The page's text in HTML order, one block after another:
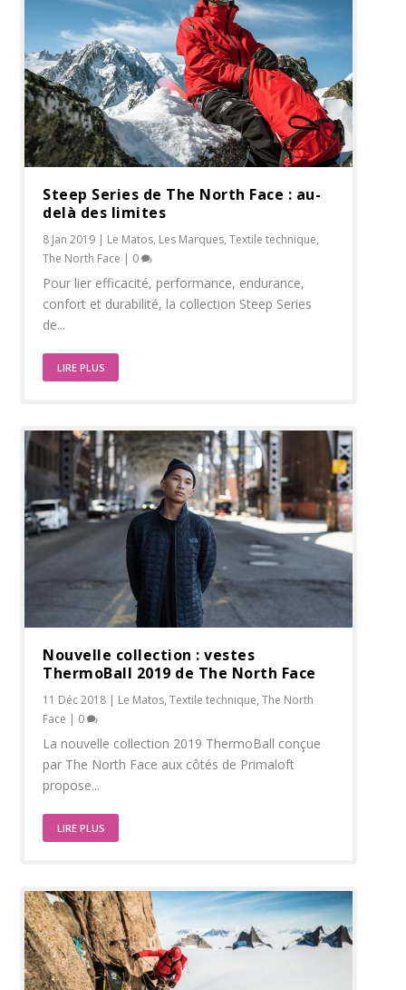
Steep Series de The North Face : au-
delà des limites
8 Jan 2019 | Le Matos, Les Marques,Textile technique,
The North Face | 0
Pour lier efficacité, performance, endurance,
confort et durabilité, la collection Steep Series
de...
LIRE PLUS
Nouvelle collection : vestes
ThermoBall 2019 de The North Face
11 Déc 2018 | Le Matos,Textile technique,The North
Face | 0
La nouvelle collection 2019 ThermoBall conçue
par The North Face aux côtés de Primaloft
propose...
LIRE PLUS